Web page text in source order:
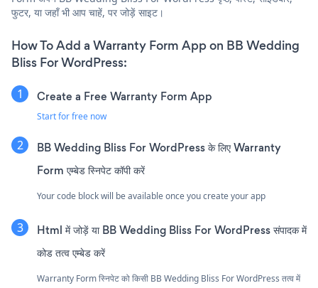
फुटर, या जहाँ भी आप चाहें, पर जोड़ें साइट।
How To Add a Warranty Form App on BB Wedding
Bliss For WordPress:
Create a Free Warranty Form App
Start for free now
BB Wedding Bliss For WordPress के लिए Warranty
Form एम्बेड स्निपेट कॉपी करें
Your code block will be available once you create your app
Html में जोड़ें या BB Wedding Bliss For WordPress संपादक में
कोड तत्व एम्बेड करें
Warranty Form स्निपेट को किसी BB Wedding Bliss For WordPress तत्व में